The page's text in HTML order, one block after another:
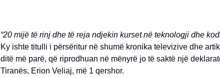
“20 mijë të rinj dhe të reja ndjekin kurset në teknologji dhe
Ky ishte titulli i përsëritur në shumë kronika televizive dhe
ditë më parë, që riprodhuan në mënyrë jo të saktë një
Tiranës, Erion Veliaj, më 1 qershor.